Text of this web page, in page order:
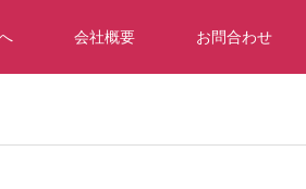
会社概要 お問合わせ